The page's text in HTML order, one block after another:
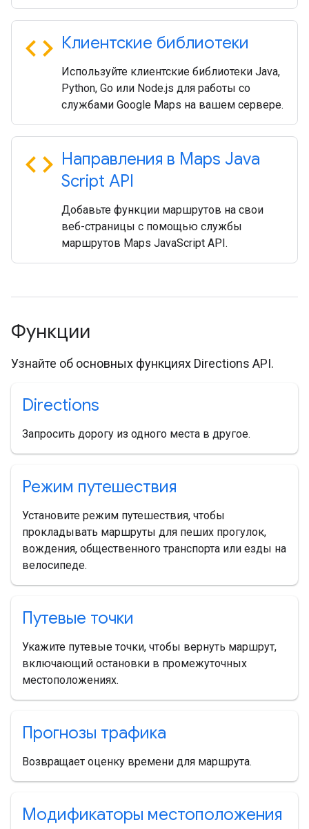
code Клиентские библиотеки
Используйте клиентские библиотеки Java,
Python, Go или Node.js для работы со
службами Google Maps на вашем сервере.
code Направления в Maps Java
Script API
Добавьте функции маршрутов на свои
веб-страницы с помощью службы
маршрутов Maps JavaScript API.
Функции
Узнайте об основных функциях Directions API.
Directions
Запросить дорогу из одного места в другое.
Режим путешествия
Установите режим путешествия, чтобы
прокладывать маршруты для пеших прогулок,
вождения, общественного транспорта или езды на
велосипеде.
Путевые точки
Укажите путевые точки, чтобы вернуть маршрут,
включающий остановки в промежуточных
местоположениях.
Прогнозы трафика
Возвращает оценку времени для маршрута.
Модификаторы местоположения